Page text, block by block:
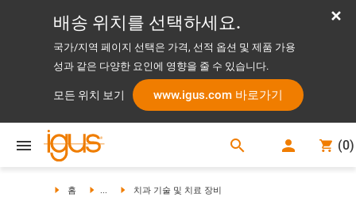
배송 위치를 선택하세요.
국가/지역 페이지 선택은 가격, 선적 옵션 및 제품 가용
성과 같은 다양한 요인에 영향을 줄 수 있습니다.
모든 위치 보기 www.igus.com 바로가기
search (0)
홈 ... 치과 기술 및 치료 장비